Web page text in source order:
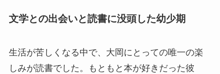
文学との出会いと読書に没頭した幼少期
生活が苦しくなる中で、大岡にとっての唯一の楽
しみが読書でした。もともと本が好きだった彼